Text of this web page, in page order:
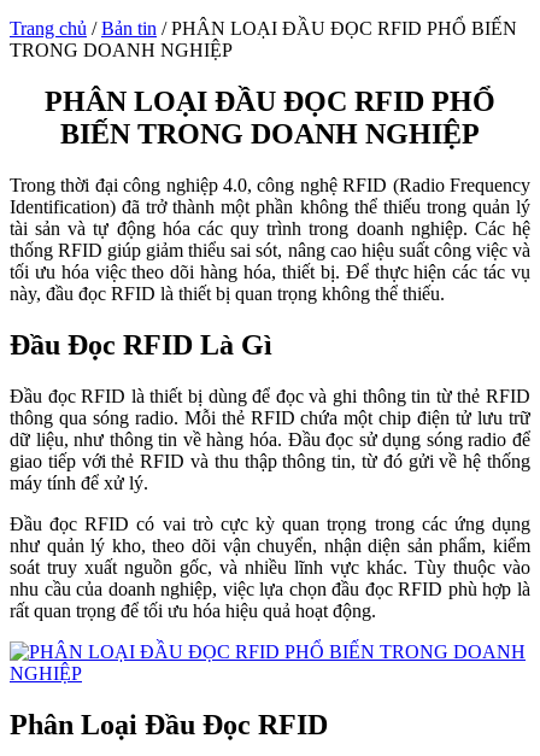
Trang chủ / Bản tin /PHÂN LOẠI ĐẦU ĐỌC RFID PHỔ BIẾN
TRONG DOANH NGHIỆP
PHÂN LOẠI ĐẦU ĐỌC RFID PHỔ
BIẾN TRONG DOANH NGHIỆP
Trong thời đại công nghiệp 4.0, công nghệ RFID (Radio Frequency
Identification) đã trở thành một phần không thể thiếu trong quản lý
tài sản và tự động hóa các quy trình trong doanh nghiệp. Các hệ
thống RFID giúp giảm thiểu sai sót, nâng cao hiệu suất công việc và
tối ưu hóa việc theo dõi hàng hóa, thiết bị. Để thực hiện các tác vụ
này, đầu đọc RFID là thiết bị quan trọng không thể thiếu.
Đầu Đọc RFID Là Gì
Đầu đọc RFID là thiết bị dùng để đọc và ghi thông tin từ thẻ RFID
thông qua sóng radio. Mỗi thẻ RFID chứa một chip điện tử lưu trữ
dữ liệu, như thông tin về hàng hóa. Đầu đọc sử dụng sóng radio để
giao tiếp với thẻ RFID và thu thập thông tin, từ đó gửi về hệ thống
máy tính để xử lý.
Đầu đọc RFID có vai trò cực kỳ quan trọng trong các ứng dụng
như quản lý kho, theo dõi vận chuyển, nhận diện sản phẩm, kiểm
soát truy xuất nguồn gốc, và nhiều lĩnh vực khác. Tùy thuộc vào
nhu cầu của doanh nghiệp, việc lựa chọn đầu đọc RFID phù hợp là
rất quan trọng để tối ưu hóa hiệu quả hoạt động.
Phân Loại Đầu Đọc RFID